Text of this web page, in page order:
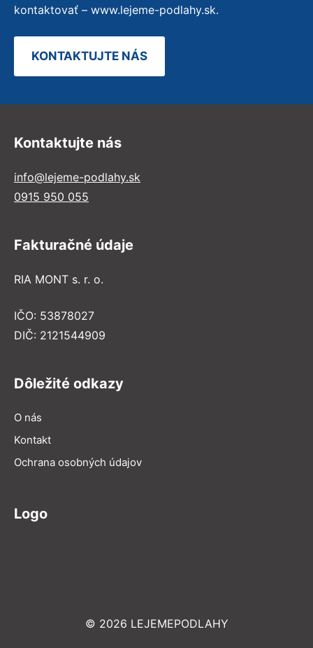
kontaktovať – www.lejeme-podlahy.sk.
KONTAKTUJTE NÁS
Kontaktujte nás
info@lejeme-podlahy.sk
0915 950 055
Fakturačné údaje
RIA MONT s. r. o.
IČO: 53878027
DIČ: 2121544909
Dôležité odkazy
O nás
Kontakt
Ochrana osobných údajov
Logo
© 2026 LEJEMEPODLAHY